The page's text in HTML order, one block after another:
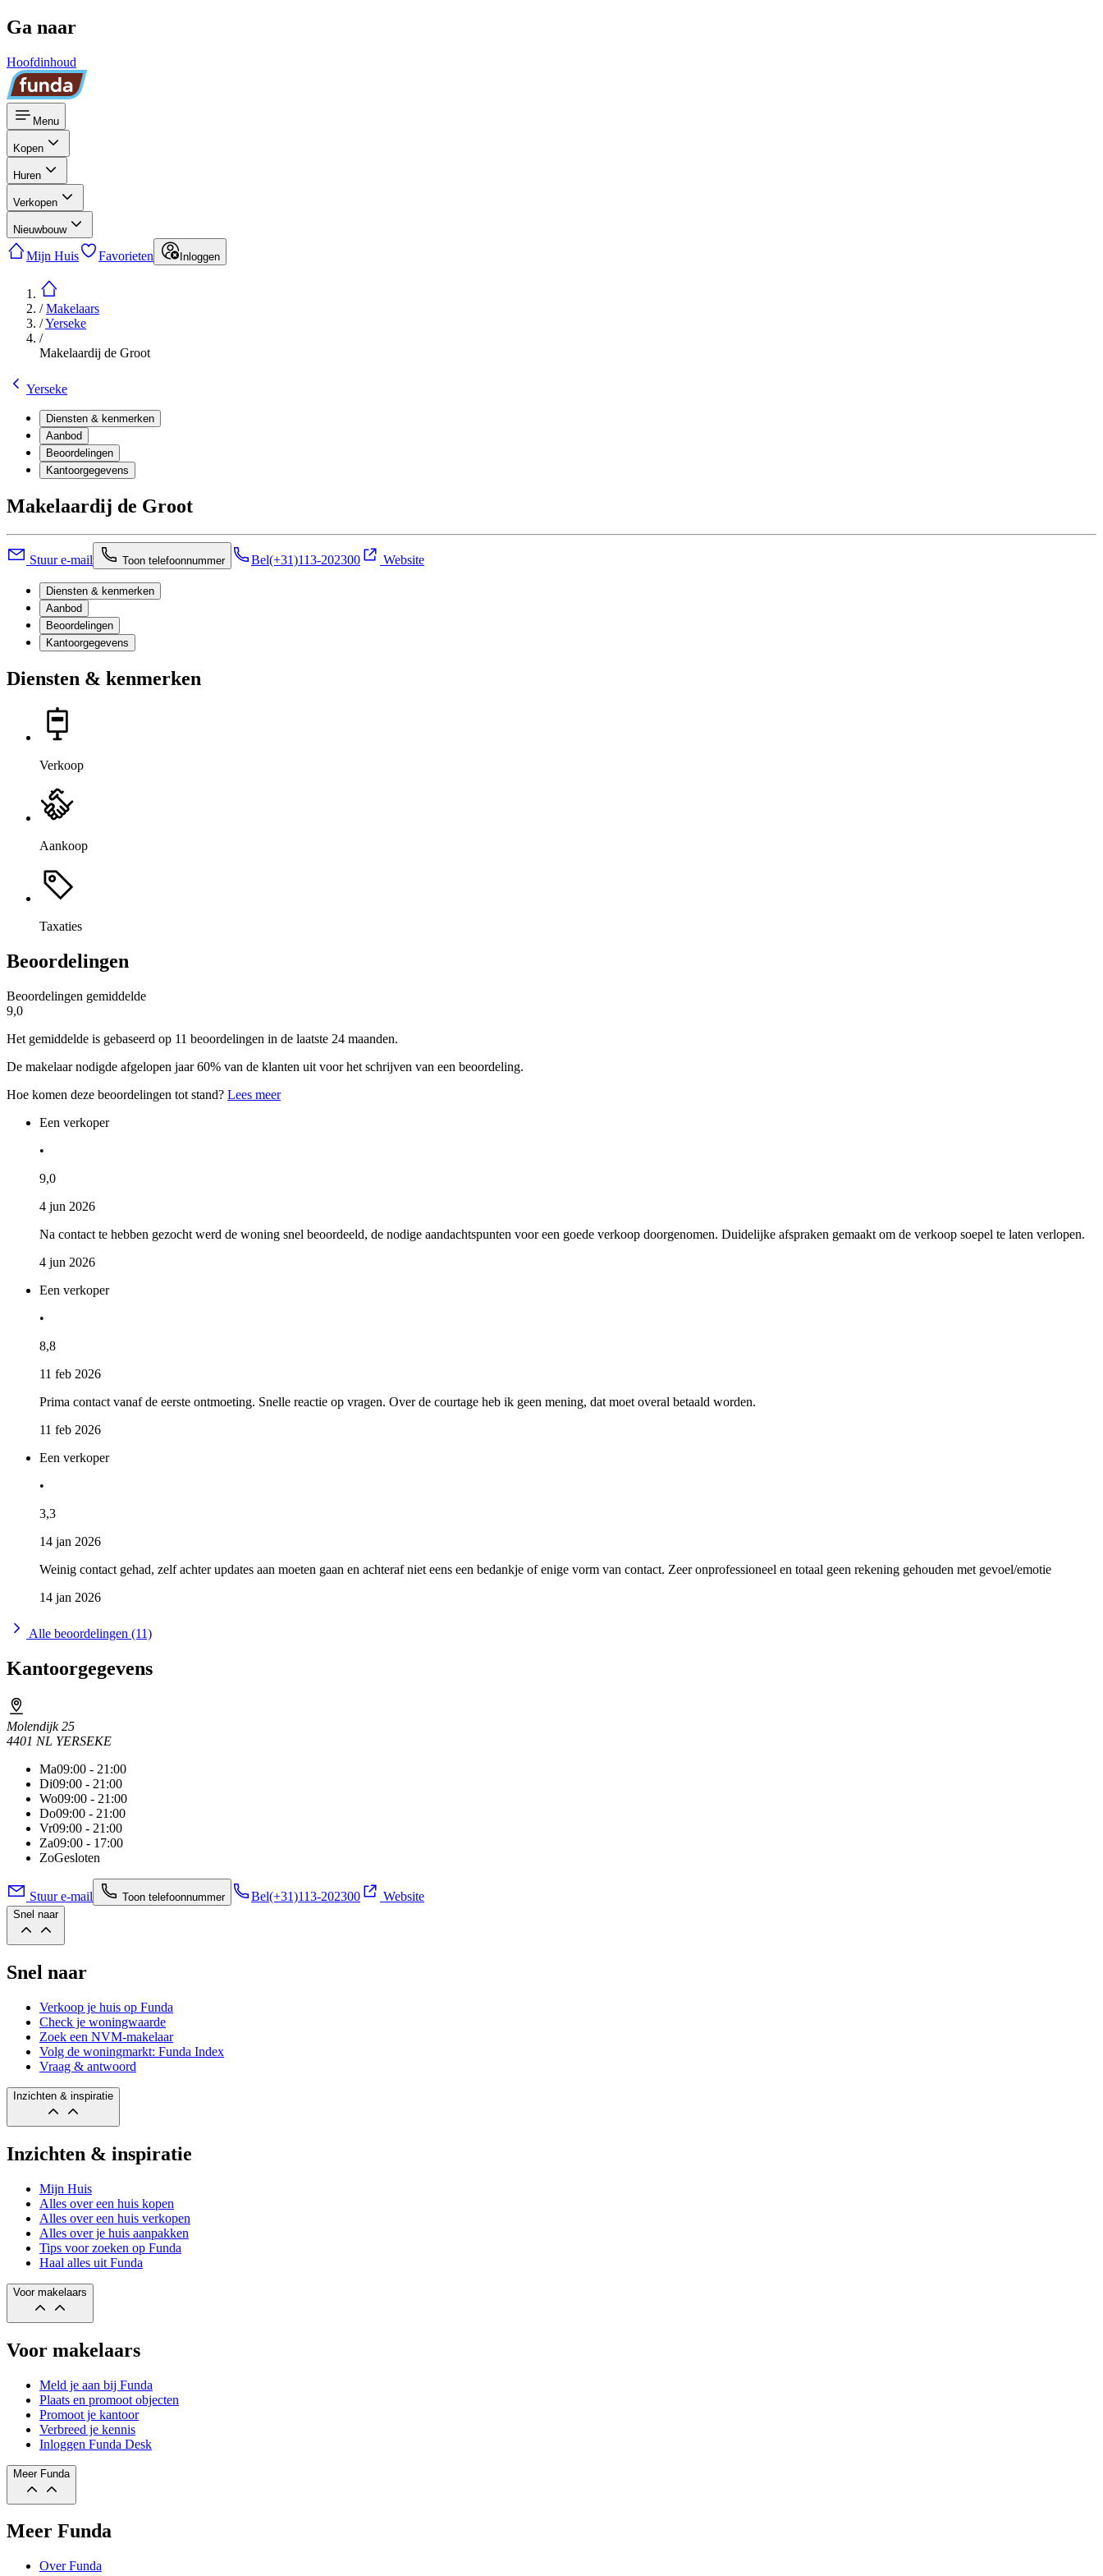
Ga naar
Hoofdinhoud
Menu
Kopen
Huren
Verkopen
Nieuwbouw
Mijn Huis Favorieten Inloggen
/Makelaars
/Yerseke
/
Makelaardij de Groot
Yerseke
Diensten & kenmerken
Aanbod
Beoordelingen
Kantoorgegevens
Makelaardij de Groot
Stuur e-mail Toon telefoonnummer Bel(+31)113-202300 Website
Diensten & kenmerken
Aanbod
Beoordelingen
Kantoorgegevens
Diensten & kenmerken
Verkoop
Aankoop
Taxaties
Beoordelingen
Beoordelingen gemiddelde
9,0
Het gemiddelde is gebaseerd op 11 beoordelingen in de laatste 24 maanden.
De makelaar nodigde afgelopen jaar 60% van de klanten uit voor het schrijven van een beoordeling.
Hoe komen deze beoordelingen tot stand? Lees meer
Een verkoper
•
9,0
4 jun 2026
Na contact te hebben gezocht werd de woning snel beoordeeld, de nodige aandachtspunten voor een goede verkoop doorgenomen. Duidelijke afspraken gemaakt om de verkoop soepel te laten verlopen.
4 jun 2026
Een verkoper
•
8,8
11 feb 2026
Prima contact vanaf de eerste ontmoeting. Snelle reactie op vragen. Over de courtage heb ik geen mening, dat moet overal betaald worden.
11 feb 2026
Een verkoper
•
3,3
14 jan 2026
Weinig contact gehad, zelf achter updates aan moeten gaan en achteraf niet eens een bedankje of enige vorm van contact. Zeer onprofessioneel en totaal geen rekening gehouden met gevoel/emotie
14 jan 2026
Alle beoordelingen (11)
Kantoorgegevens
Molendijk 25
4401 NL YERSEKE
Ma09:00 - 21:00
Di09:00 - 21:00
Wo09:00 - 21:00
Do09:00 - 21:00
Vr09:00 - 21:00
Za09:00 - 17:00
ZoGesloten
Stuur e-mail Toon telefoonnummer Bel(+31)113-202300 Website
Snel naar
Snel naar
Verkoop je huis op Funda
Check je woningwaarde
Zoek een NVM-makelaar
Volg de woningmarkt: Funda Index
Vraag & antwoord
Inzichten & inspiratie
Inzichten & inspiratie
Mijn Huis
Alles over een huis kopen
Alles over een huis verkopen
Alles over je huis aanpakken
Tips voor zoeken op Funda
Haal alles uit Funda
Voor makelaars
Voor makelaars
Meld je aan bij Funda
Plaats en promoot objecten
Promoot je kantoor
Verbreed je kennis
Inloggen Funda Desk
Meer Funda
Meer Funda
Over Funda